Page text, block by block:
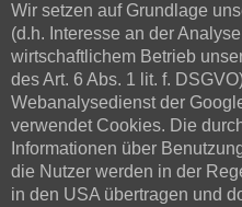
Wir setzen auf Grundlage
(d.h. Interesse an der
wirtschaftlichem Betrieb
des Art. 6 Abs. 1 lit. f.
Webanalysedienst der
verwendet Cookies. Die
Informationen über
die Nutzer werden in der
in den USA übertragen und